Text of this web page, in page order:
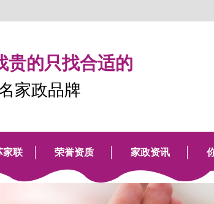
贵的只找合适的
家政品牌
家联 荣誉资质 家政资讯